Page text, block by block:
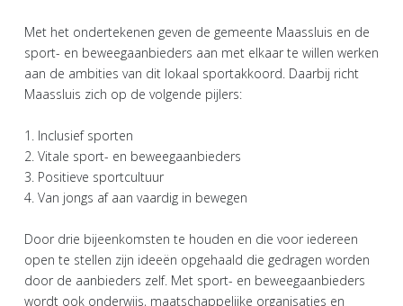
Met het ondertekenen geven de gemeente Maassluis en de
sport- en beweegaanbieders aan met elkaar te willen werken
aan de ambities van dit lokaal sportakkoord. Daarbij richt
Maassluis zich op de volgende pijlers:
1. Inclusief sporten
2. Vitale sport- en beweegaanbieders
3. Positieve sportcultuur
4. Van jongs af aan vaardig in bewegen
Door drie bijeenkomsten te houden en die voor iedereen
open te stellen zijn ideeën opgehaald die gedragen worden
door de aanbieders zelf. Met sport- en beweegaanbieders
wordt ook onderwijs, maatschappelijke organisaties en